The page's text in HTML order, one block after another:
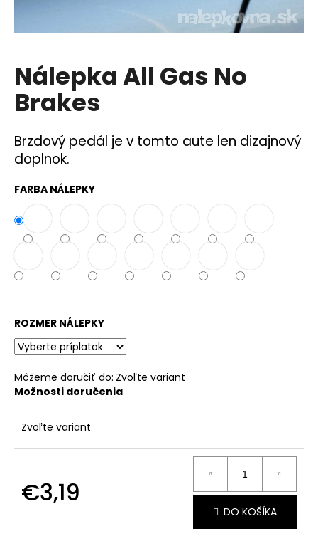
Nálepka All Gas No
Brakes
Brzdový pedál je v tomto aute len dizajnový
doplnok.
FARBA NÁLEPKY
ROZMER NÁLEPKY
Môžeme doručiť do: Zvoľte variant
Možnosti doručenia
Zvoľte variant
€3,19
DO KOŠÍKA
j
ť
?
O
d
p
o
č
a
m